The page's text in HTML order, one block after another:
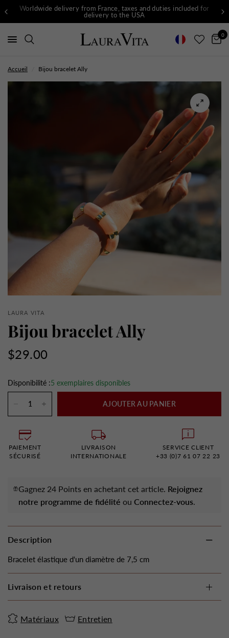
Worldwide delivery from France, taxes and duties included for
delivery to the USA
0
Accueil Bijou bracelet Ally
LAURA VITA
Bijou bracelet Ally
$29.00
Disponibilité :5 exemplaires disponibles
AJOUTER AU PANIER
PAIEMENT
SÉCURISÉ
LIVRAISON
INTERNATIONALE
SERVICE CLIENT
+33 (0)7 61 07 22 23
Gagnez 24 Points en achetant cet article. Rejoignez
notre programme de fidélité ouConnectez-vous.
Description
Bracelet élastique d'un diamètre de 7,5 cm
Livraison et retours
Matériaux Entretien